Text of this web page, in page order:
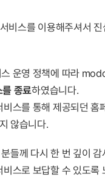
비스를 이용해주셔서 진
운영 정책에 따라
종료하였습니다.
스를 통해 제공되던 홈
않습니다.
들께 다시 한 번 깊이 감
비스로 보답할 수 있도록